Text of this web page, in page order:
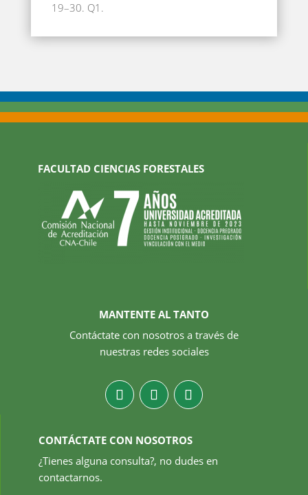
19–30. Q1.
FACULTAD CIENCIAS FORESTALES
MANTENTE AL TANTO
Contáctate con nosotros a través de
nuestras redes sociales
CONTÁCTATE CON NOSOTROS
¿Tienes alguna consulta?, no dudes en
contactarnos.